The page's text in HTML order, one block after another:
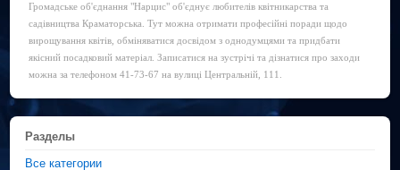
Громадське об'єднання "Нарцис" об'єднує любителів квітникарства та
садівництва Краматорська. Тут можна отримати професійні поради щодо
вирощування квітів, обміняватися досвідом з однодумцями та придбати
якісний посадковий матеріал. Записатися на зустрічі та дізнатися про заходи
можна за телефоном 41-73-67 на вулиці Центральній, 111.
Разделы
Все категории